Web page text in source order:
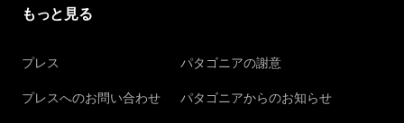
もっと見る
プレス
プレスへのお問い合わせ
パタゴニアの謝意
パタゴニアからのお知らせ